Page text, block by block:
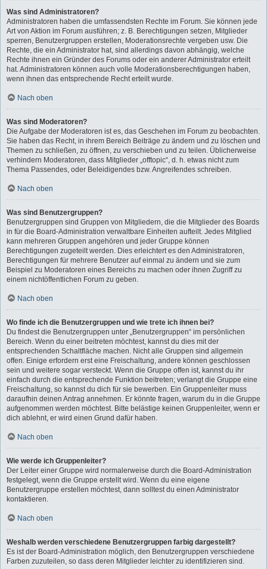
Was sind Administratoren?
Administratoren haben die umfassendsten Rechte im Forum. Sie können jede
Art von Aktion im Forum ausführen; z. B. Berechtigungen setzen, Mitglieder
sperren, Benutzergruppen erstellen, Moderationsrechte vergeben usw. Die
Rechte, die ein Administrator hat, sind allerdings davon abhängig, welche
Rechte ihnen ein Gründer des Forums oder ein anderer Administrator erteilt
hat. Administratoren können auch volle Moderationsberechtigungen haben,
wenn ihnen das entsprechende Recht erteilt wurde.
Nach oben
Was sind Moderatoren?
Die Aufgabe der Moderatoren ist es, das Geschehen im Forum zu beobachten.
Sie haben das Recht, in ihrem Bereich Beiträge zu ändern und zu löschen und
Themen zu schließen, zu öffnen, zu verschieben und zu teilen. Üblicherweise
verhindern Moderatoren, dass Mitglieder „offtopic“, d. h. etwas nicht zum
Thema Passendes, oder Beleidigendes bzw. Angreifendes schreiben.
Nach oben
Was sind Benutzergruppen?
Benutzergruppen sind Gruppen von Mitgliedern, die die Mitglieder des Boards
in für die Board-Administration verwaltbare Einheiten aufteilt. Jedes Mitglied
kann mehreren Gruppen angehören und jeder Gruppe können
Berechtigungen zugeteilt werden. Dies erleichtert es den Administratoren,
Berechtigungen für mehrere Benutzer auf einmal zu ändern und sie zum
Beispiel zu Moderatoren eines Bereichs zu machen oder ihnen Zugriff zu
einem nichtöffentlichen Forum zu geben.
Nach oben
Wo finde ich die Benutzergruppen und wie trete ich ihnen bei?
Du findest die Benutzergruppen unter „Benutzergruppen“ im persönlichen
Bereich. Wenn du einer beitreten möchtest, kannst du dies mit der
entsprechenden Schaltfläche machen. Nicht alle Gruppen sind allgemein
offen. Einige erfordern erst eine Freischaltung, andere können geschlossen
sein und weitere sogar versteckt. Wenn die Gruppe offen ist, kannst du ihr
einfach durch die entsprechende Funktion beitreten; verlangt die Gruppe eine
Freischaltung, so kannst du dich für sie bewerben. Ein Gruppenleiter muss
daraufhin deinen Antrag annehmen. Er könnte fragen, warum du in die Gruppe
aufgenommen werden möchtest. Bitte belästige keinen Gruppenleiter, wenn er
dich ablehnt, er wird einen Grund dafür haben.
Nach oben
Wie werde ich Gruppenleiter?
Der Leiter einer Gruppe wird normalerweise durch die Board-Administration
festgelegt, wenn die Gruppe erstellt wird. Wenn du eine eigene
Benutzergruppe erstellen möchtest, dann solltest du einen Administrator
kontaktieren.
Nach oben
Weshalb werden verschiedene Benutzergruppen farbig dargestellt?
Es ist der Board-Administration möglich, den Benutzergruppen verschiedene
Farben zuzuteilen, so dass deren Mitglieder leichter zu identifizieren sind.